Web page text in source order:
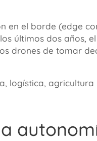
en el borde (edge
últimos dos años,
drones de tomar
logística,